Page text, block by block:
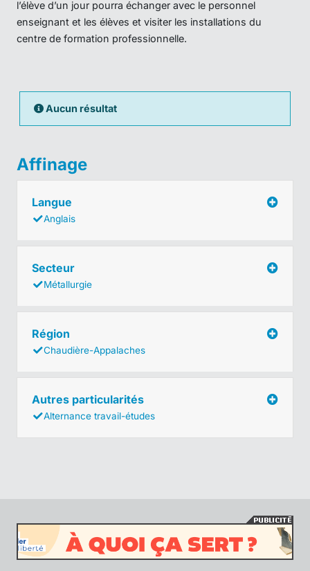
l’élève d’un jour pourra échanger avec le personnel
enseignant et les élèves et visiter les installations du
centre de formation professionnelle.
Aucun résultat
Affinage
Langue
Anglais
Secteur
Métallurgie
Région
Chaudière-Appalaches
Autres particularités
Alternance travail-études